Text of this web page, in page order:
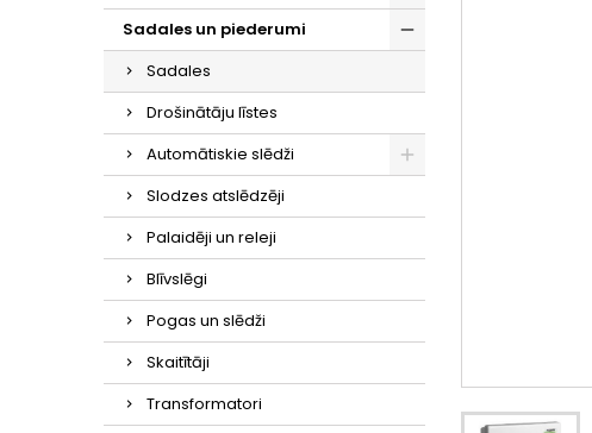
Sadales un piederumi
Sadales
Drošinātāju līstes
Automātiskie slēdži
Slodzes atslēdzēji
Palaidēji un releji
Blīvslēgi
Pogas un slēdži
Skaitītāji
Transformatori